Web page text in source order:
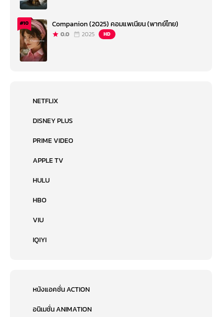
#10 Companion (2025) คอมแพเนียน (พากย์ไทย)
0.0 2025 HD
NETFLIX
DISNEY PLUS
PRIME VIDEO
APPLE TV
HULU
HBO
VIU
IQIYI
หนังแอคชั่น ACTION
อนิเมชั่น ANIMATION